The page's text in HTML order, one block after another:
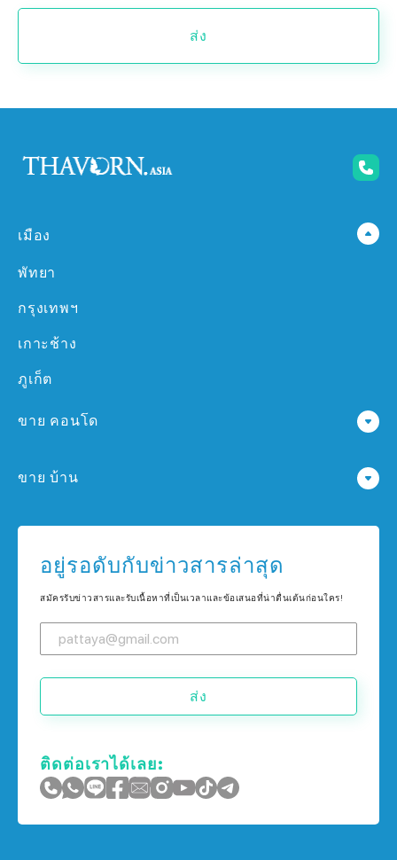
ส่ง
เมือง
พัทยา
กรุงเทพฯ
เกาะช้าง
ภูเก็ต
ขาย คอนโด
คอนโด ใน เกาะช้าง
คอนโด ใน ภูเก็ต
ขาย บ้าน
บ้าน ใน ภูเก็ต
อยู่รอดับกับข่าวสารล่าสุด
สมัครรับข่าวสารและรับเนื้อหาที่เป็นเวลาและข้อเสนอที่น่าตื่นเต้นก่อนใคร!
ส่ง
ติดต่อเราได้เลย: